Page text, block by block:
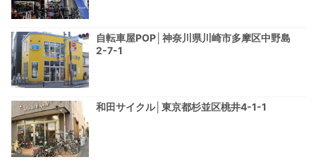
自転車屋POP│神奈川県川崎市多摩区中野島
2-7-1
和田サイクル│東京都杉並区桃井4-1-1